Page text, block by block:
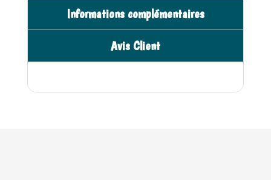
Informations complémentaires
Avis Client